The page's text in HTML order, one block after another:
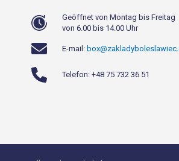
Geöffnet von Montag bis Freitag
von 6.00 bis 14.00 Uhr
E-mail:
Telefon: +48 75 732 36 51